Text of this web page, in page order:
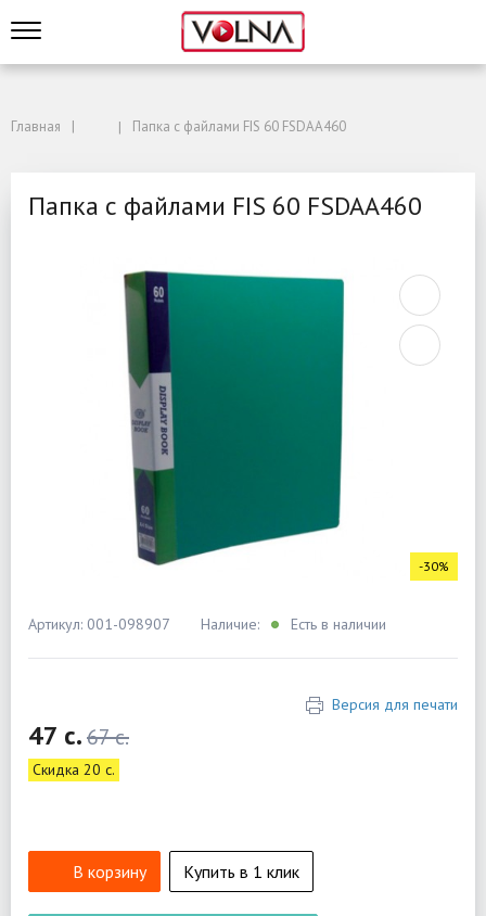
Главная Папка с файлами FIS 60 FSDAA460
Папка с файлами FIS 60 FSDAA460
-30%
Артикул: 001-098907 Наличие: Есть в наличии
Версия для печати
47 c.67 c.
Скидка 20 c.
В корзину Купить в 1 клик